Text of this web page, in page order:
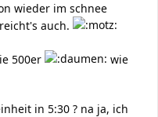
wieder im schnee
auch.
500er
wie
in 5:30 ? na ja, ich